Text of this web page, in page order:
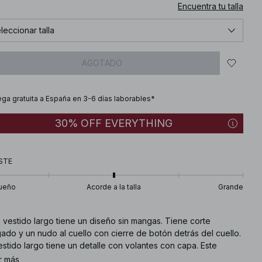
Encuentra tu talla
talla
AGOTADO
gratuita a España en 3-6 días laborables*
30% OFF EVERYTHING
Acorde a la talla Grande
vestido largo tiene un diseño sin mangas. Tiene corte
y un nudo al cuello con cierre de botón detrás del cuello.
largo tiene un detalle con volantes con capa. Este
largo está disponible en negro.
más